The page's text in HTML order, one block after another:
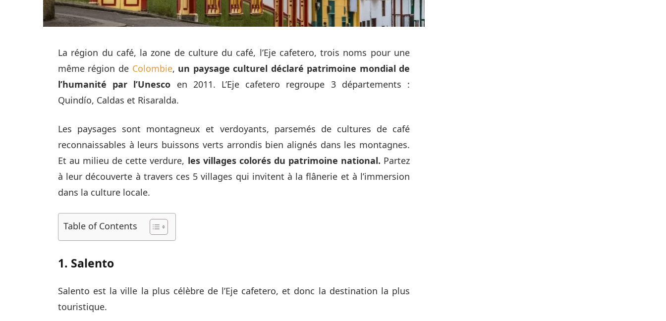
La région du café, la zone de culture du café, l’Eje cafetero, trois noms pour une
même région de Colombie, un paysage culturel déclaré patrimoine mondial de
l’humanité par l’Unesco en 2011. L’Eje cafetero regroupe 3 départements :
Quindío, Caldas et Risaralda.
Les paysages sont montagneux et verdoyants, parsemés de cultures de café
reconnaissables à leurs buissons verts arrondis bien alignés dans les montagnes.
Et au milieu de cette verdure, les villages colorés du patrimoine national. Partez
à leur découverte à travers ces 5 villages qui invitent à la flânerie et à l’immersion
dans la culture locale.
Table of Contents
1. Salento
Salento est la ville la plus célèbre de l’Eje cafetero, et donc la destination la plus
touristique.